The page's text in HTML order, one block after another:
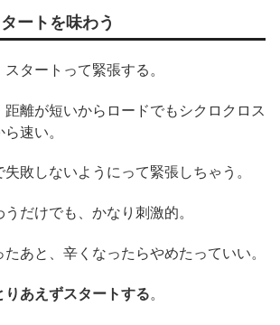
ートを味わう
タートって緊張する。
距離が短いからロードでもシクロクロス
速い。
敗しないようにって緊張しちゃう。
だけでも、かなり刺激的。
あと、辛くなったらやめたっていい。
りあえずスタートする。